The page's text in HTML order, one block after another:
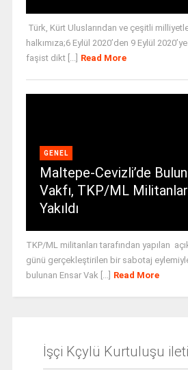
Türk, Kürt Uluslarından ve çeşitli
halkımıza;6 Eylül 2020’den 9 Eylül
faşist dikt [...]
Read More
GENEL
Maltepe-Cevizli’de
Vakfı, TKP/ML
Yakıldı
TKP/ML militanları tarafından yapılan
günü gerçekleştirilen bir sabotaj
bulunan Ensar Vak [...]
Read More
İşçi Kçylü Kurtuluşu